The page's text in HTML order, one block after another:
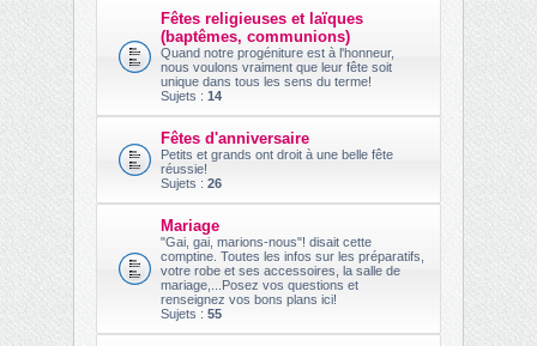
Fêtes religieuses et laïques
(baptêmes, communions)
Quand notre progéniture est à l'honneur,
nous voulons vraiment que leur fête soit
unique dans tous les sens du terme!
Sujets : 14
Fêtes d'anniversaire
Petits et grands ont droit à une belle fête
réussie!
Sujets : 26
Mariage
"Gai, gai, marions-nous"! disait cette
comptine. Toutes les infos sur les préparatifs,
votre robe et ses accessoires, la salle de
mariage,...Posez vos questions et
renseignez vos bons plans ici!
Sujets : 55